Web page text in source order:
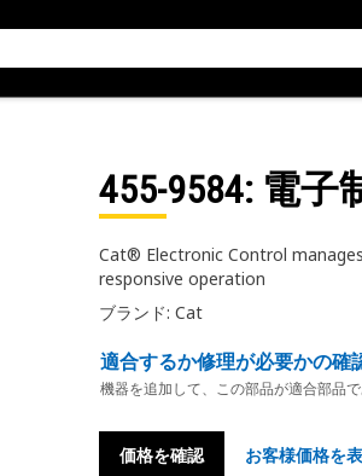
455-9584: 電子
Cat® Electronic Control
responsive operation
ブランド: Cat
適合するか修理が必要かの確
機器を追加して、この部品が適合部品
価格を確認 お客様価格を